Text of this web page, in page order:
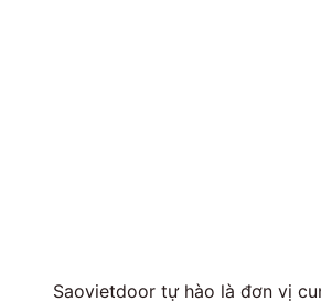
Saovietdoor tự hào là đơn vị